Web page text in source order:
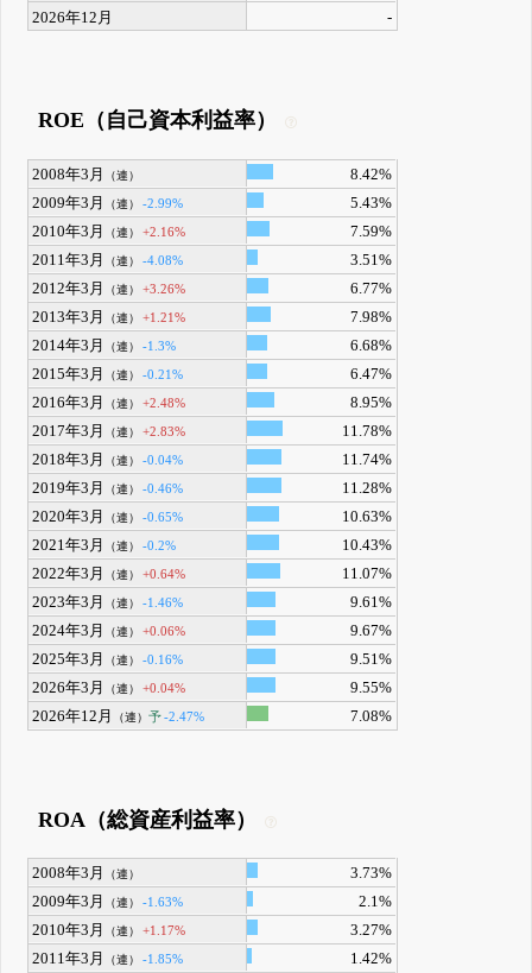
2026年12月 -
ROE（自己資本利益率）
2008年3月 （連）
8.42%
2009年3月
（連） -2.99%
5.43%
2010年3月
（連） +2.16%
7.59%
2011年3月
（連） -4.08%
3.51%
2012年3月
（連） +3.26%
6.77%
2013年3月
（連） +1.21%
7.98%
2014年3月
（連） -1.3%
6.68%
2015年3月
（連） -0.21%
6.47%
2016年3月
（連） +2.48%
8.95%
2017年3月
（連） +2.83%
11.78%
2018年3月
（連） -0.04%
11.74%
2019年3月
（連） -0.46%
11.28%
2020年3月
（連） -0.65%
10.63%
2021年3月
（連） -0.2%
10.43%
2022年3月
（連） +0.64%
11.07%
2023年3月
（連） -1.46%
9.61%
2024年3月
（連） +0.06%
9.67%
2025年3月
（連） -0.16%
9.51%
2026年3月
（連） +0.04%
9.55%
2026年12月
（連）予-2.47% 7.08%
ROA（総資産利益率）
2008年3月 （連）
3.73%
2009年3月
（連） -1.63%
2.1%
2010年3月
（連） +1.17%
3.27%
2011年3月
（連） -1.85%
1.42%